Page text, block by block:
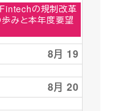
Fintechの規制改革
みと本年度要望
8月 19
8月 20